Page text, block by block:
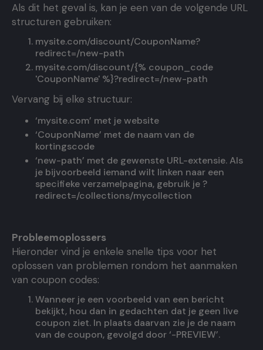
Als dit het geval is, kan je een van de volgende URL
structuren gebruiken:
mysite.com/discount/CouponName?
redirect=/new-path
mysite.com/discount/{% coupon_code
'CouponName' %}?redirect=/new-path
Vervang bij elke structuur:
‘mysite.com’ met je website
‘CouponName’ met de naam van de
kortingscode
‘new-path’ met de gewenste URL-extensie. Als
je bijvoorbeeld iemand wilt linken naar een
specifieke verzamelpagina, gebruik je ?
redirect=/collections/mycollection
Probleemoplossers
Hieronder vind je enkele snelle tips voor het
oplossen van problemen rondom het aanmaken
van coupon codes:
Wanneer je een voorbeeld van een bericht
bekijkt, hou dan in gedachten dat je geen live
coupon ziet. In plaats daarvan zie je de naam
van de coupon, gevolgd door ‘-PREVIEW’.